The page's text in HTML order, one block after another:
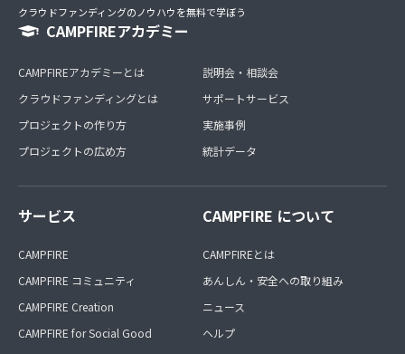
クラウドファンディングのノウハウを無料で学ぼう
CAMPFIREアカデミー
CAMPFIREアカデミーとは
クラウドファンディングとは
プロジェクトの作り方
プロジェクトの広め方
説明会・相談会
サポートサービス
実施事例
統計データ
サービス
CAMPFIRE
CAMPFIRE コミュニティ
CAMPFIRE Creation
CAMPFIRE for Social Good
CAMPFIRE について
CAMPFIREとは
あんしん・安全への取り組み
ニュース
ヘルプ